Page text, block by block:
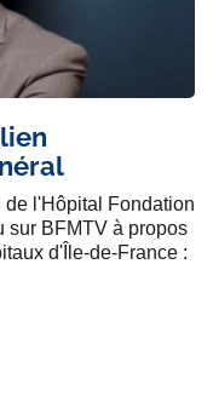
de l'Hôpital Fondation
sur BFMTV à propos
d'Île-de-France :